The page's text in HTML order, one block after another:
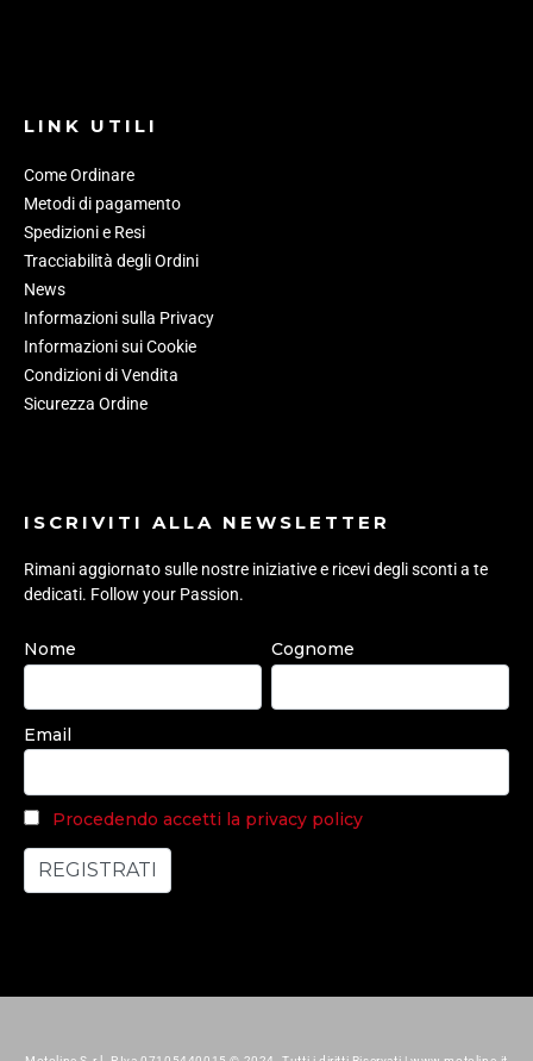
LINK UTILI
Come Ordinare
Metodi di pagamento
Spedizioni e Resi
Tracciabilità degli Ordini
News
Informazioni sulla Privacy
Informazioni sui Cookie
Condizioni di Vendita
Sicurezza Ordine
ISCRIVITI ALLA NEWSLETTER
Rimani aggiornato sulle nostre iniziative e ricevi degli sconti a te
dedicati. Follow your Passion.
Nome Cognome
Email
Procedendo accetti la privacy policy